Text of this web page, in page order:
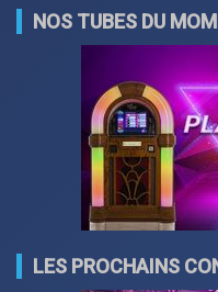
NOS TUBES DU
LES PROCHAINS